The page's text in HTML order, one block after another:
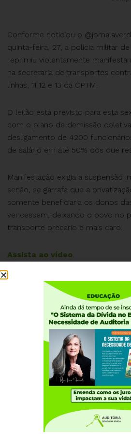
Conforme noticiou o
quinta-feira, 27, a polícia militar
reprimiu violentamente
na secretaria de transportes
linhas, 11 12 e 13 da CPTM.
O leilão está previsto para esta
com o plano de demissão
desligamento de 4200
de salário em até 50% dos que
Manifestação exigia a suspensão
senão, se garrafa que a
somente beneficiaria os donos
vencessem, deixando o povo no
transporte precário e mais caro.
Assista ao vídeo.
Quem somos
Como
Núcleos nos
Coordenação
Experiências
Equador